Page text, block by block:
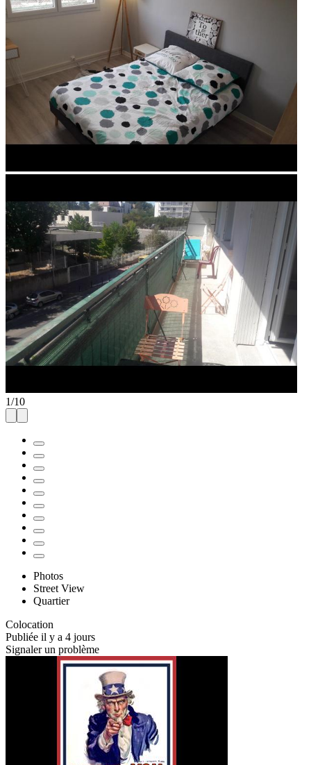
1/10
Photos
Street View
Quartier
Colocation
Publiée il y a 4 jours
Signaler un problème